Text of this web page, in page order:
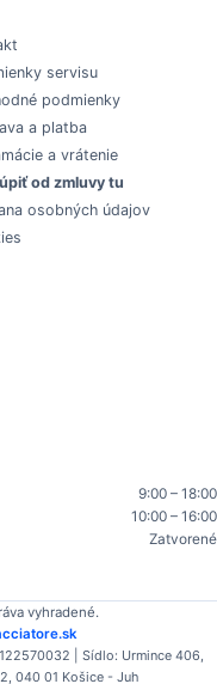
servisu
podmienky
a platba
a vrátenie
od zmluvy tu
osobných údajov
9:00 – 18:00
10:00 – 16:00
Zatvorené
vyhradené.
| Sídlo: Urmince 406,
040 01 Košice - Juh